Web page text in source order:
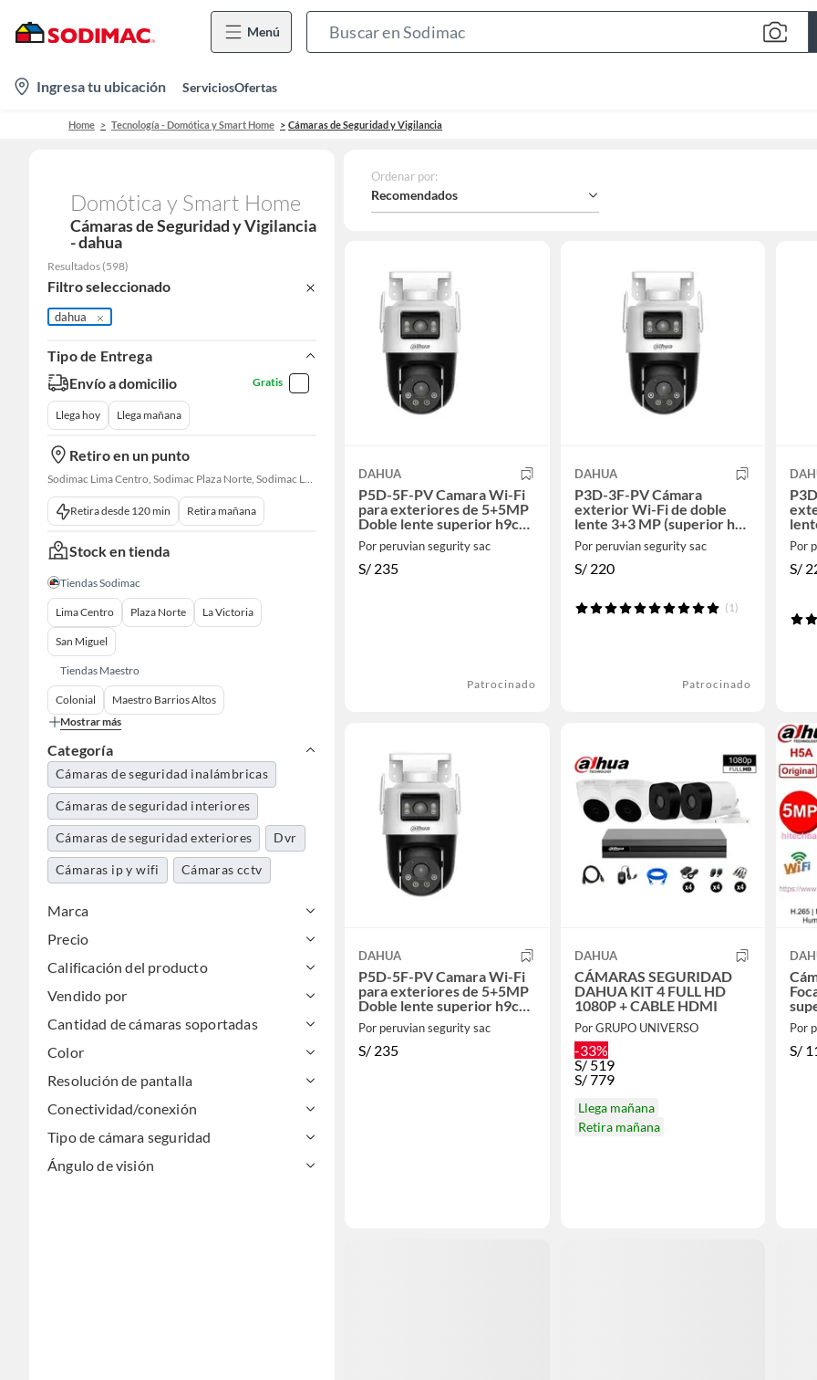
Menú
Bar
location-
icon
Ingresa tu ubicación ServiciosOfertas
Home Tecnología - Domótica y Smart Home Cámaras de Seguridad y Vigilancia
Domótica y Smart Home
Cámaras de Seguridad y Vigilancia
- dahua
Resultados (598)
Filtro seleccionado
dahua
Tipo de Entrega
Envío a domicilio
Gratis
Llega hoy Llega mañana
Retiro en un punto
Sodimac Lima Centro, Sodimac Plaza Norte, Sodimac La Victoria, Sodimac San Miguel, Sodimac S. J. Lurigancho, Sodimac Chacarilla, Sodimac Av. La Molina, Sodimac Colonial, Maestro Barrios Altos
Retira desde 120 min Retira mañana
Stock en tienda
Tiendas Sodimac
Lima Centro Plaza Norte La Victoria
San Miguel
Tiendas Maestro
Colonial
Maestro Barrios Altos
Mostrar más
Categoría
Cámaras de seguridad inalámbricas
Cámaras de seguridad interiores
Cámaras de seguridad exteriores Dvr
Cámaras ip y wifi Cámaras cctv
Marca
Precio
Calificación del producto
Vendido por
Cantidad de cámaras soportadas
Color
Resolución de pantalla
Conectividad/conexión
Tipo de cámara seguridad
Ángulo de visión
Ordenar por:
Recomendados
DAHUA
P5D-5F-PV Camara Wi-Fi
para exteriores de 5+5MP
Doble lente superior h9c
ezviz
Por peruvian segurity sac
S/ 235
Patrocinado
DAHUA
P3D-3F-PV Cámara
exterior Wi-Fi de doble
lente 3+3 MP (superior h9c
ezviz)
Por peruvian segurity sac
S/ 220
(1)
Patrocinado
P3D-
Por
S/
DAHUA
P5D-5F-PV Camara Wi-Fi
para exteriores de 5+5MP
Doble lente superior h9c
ezviz
Por peruvian segurity sac
S/ 235
DAHUA
CÁMARAS SEGURIDAD
DAHUA KIT 4 FULL HD
1080P + CABLE HDMI
Por GRUPO UNIVERSO
-33%
S/ 519
S/779
Llega mañana
Retira mañana
Por
S/